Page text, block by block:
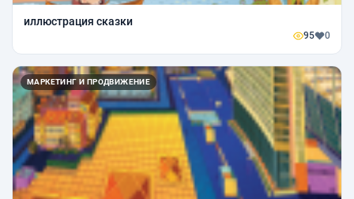
иллюстрация сказки
95 0
МАРКЕТИНГ И ПРОДВИЖЕНИЕ